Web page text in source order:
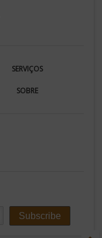
SERVIÇOS
SOBRE